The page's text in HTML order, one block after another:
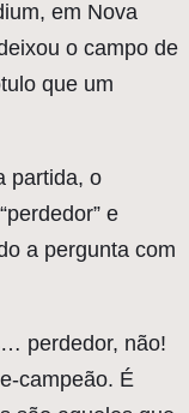
em Nova
o campo de
que um
partida, o
e
a pergunta com
perdedor, não!
campeão. É